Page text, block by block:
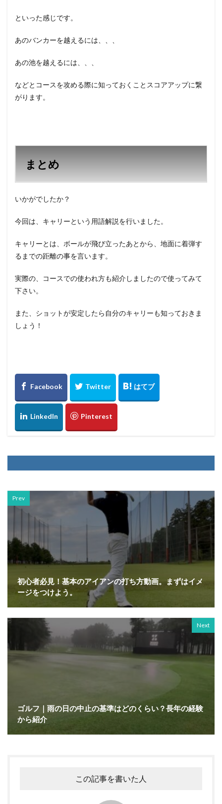
といった感じです。
あのバンカーを越えるには、、、
あの池を越えるには、、、
などとコースを攻める際に知っておくことスコアアップに繋
がります。
まとめ
いかがでしたか？
今回は、キャリーという用語解説を行いました。
キャリーとは、ボールが飛び立ったあとから、地面に着弾す
るまでの距離の事を言います。
実際の、コースでの使われ方も紹介しましたので使ってみて
下さい。
また、ショットが安定したら自分のキャリーも知っておきま
しょう！
Prev
初心者必見！基本のアイアンの打ち方動画。まずはイメ
ージをつけよう。
Next
ゴルフ｜雨の日の中止の基準はどのくらい？長年の経験
から紹介
この記事を書いた人